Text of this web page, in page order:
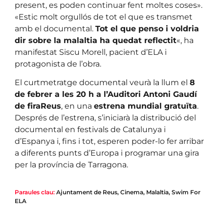
present, es poden continuar fent moltes coses».
«Estic molt orgullós de tot el que es transmet
amb el documental. Tot el que penso i voldria
dir sobre la malaltia ha quedat reflectit«, ha
manifestat Siscu Morell, pacient d’ELA i
protagonista de l’obra.
El curtmetratge documental veurà la llum el 8
de febrer a les 20 h a l’Auditori Antoni Gaudí
de firaReus, en una estrena mundial gratuïta.
Després de l’estrena, s’iniciarà la distribució del
documental en festivals de Catalunya i
d’Espanya i, fins i tot, esperen poder-lo fer arribar
a diferents punts d’Europa i programar una gira
per la província de Tarragona.
Paraules clau: Ajuntament de Reus, Cinema, Malaltia, Swim For
ELA